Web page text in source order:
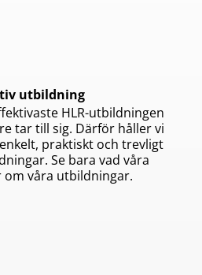
utbildning
HLR-utbildningen
tar till sig. Därför håller vi
praktiskt och trevligt
Se bara vad våra
om våra utbildningar.